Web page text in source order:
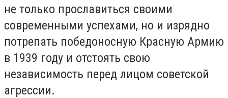
не только прославиться своими
современными успехами, но и изрядно
потрепать победоносную Красную Армию
в 1939 году и отстоять свою
независимость перед лицом советской
агрессии.